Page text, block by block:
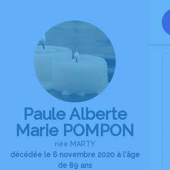
Paule Alberte
Marie POMPON
née MARTY
décédée le 6 novembre 2020 à l'âge
de 89 ans